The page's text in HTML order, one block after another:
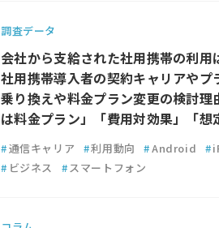
調査データ
会社から支給された社用携帯の利用
社用携帯導入者の契約キャリアや
乗り換えや料金プラン変更の検討
は料金プラン」「費用対効果」「想
#通信キャリア #利用動向 #Android #
# ビジネス #スマートフォン